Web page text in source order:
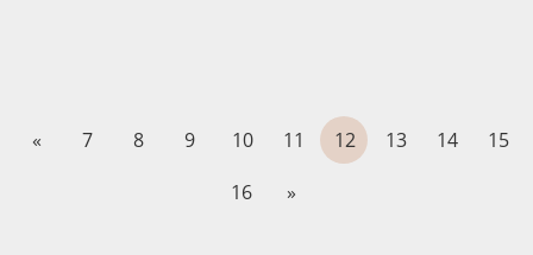
« 7 8 9 10 11 12 13 14
15
16
»